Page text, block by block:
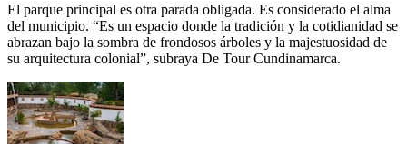
El parque principal es otra parada obligada. Es considerado el alma
del municipio. “Es un espacio donde la tradición y la cotidianidad se
abrazan bajo la sombra de frondosos árboles y la majestuosidad de
su arquitectura colonial”, subraya De Tour Cundinamarca.